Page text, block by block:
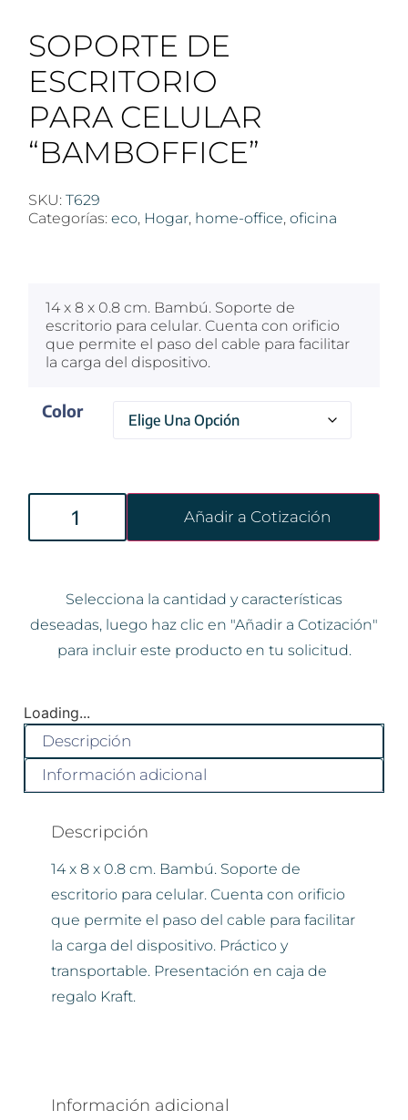
SOPORTE DE
ESCRITORIO
PARA CELULAR
“BAMBOFFICE”
SKU: T629
Categorías: eco, Hogar, home-office, oficina
14 x 8 x 0.8 cm. Bambú. Soporte de
escritorio para celular. Cuenta con orificio
que permite el paso del cable para facilitar
la carga del dispositivo.
Color
Añadir a Cotización
Selecciona la cantidad y características
deseadas, luego haz clic en "Añadir a Cotización"
para incluir este producto en tu solicitud.
Loading...
Descripción
Información adicional
Descripción
14 x 8 x 0.8 cm. Bambú. Soporte de
escritorio para celular. Cuenta con orificio
que permite el paso del cable para facilitar
la carga del dispositivo. Práctico y
transportable. Presentación en caja de
regalo Kraft.
Información adicional